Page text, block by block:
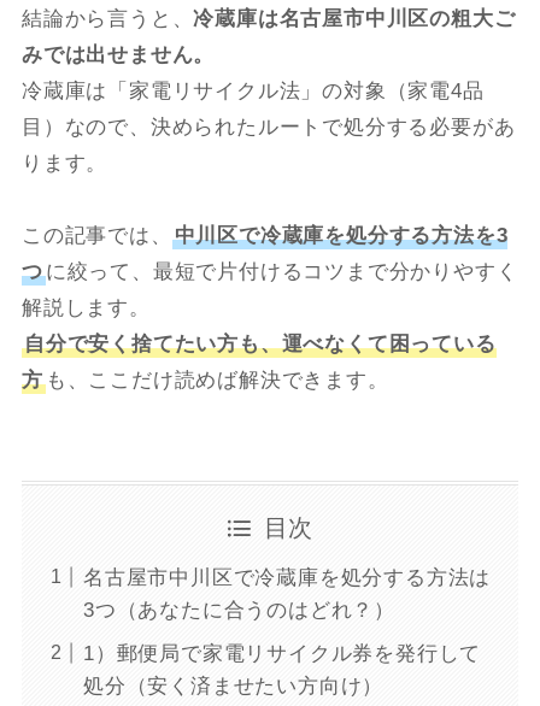
結論から言うと、冷蔵庫は名古屋市中川区の粗大ご
みでは出せません。
冷蔵庫は「家電リサイクル法」の対象（家電4品
目）なので、決められたルートで処分する必要があ
ります。
この記事では、
中川区で冷蔵庫を処分する方法を3
つに絞って、最短で片付けるコツまで分かりやすく
解説します。
自分で安く捨てたい方も、運べなくて困っている
方も、ここだけ読めば解決できます。
目次
名古屋市中川区で冷蔵庫を処分する方法は
3つ（あなたに合うのはどれ？）
1）郵便局で家電リサイクル券を発行して
処分（安く済ませたい方向け）